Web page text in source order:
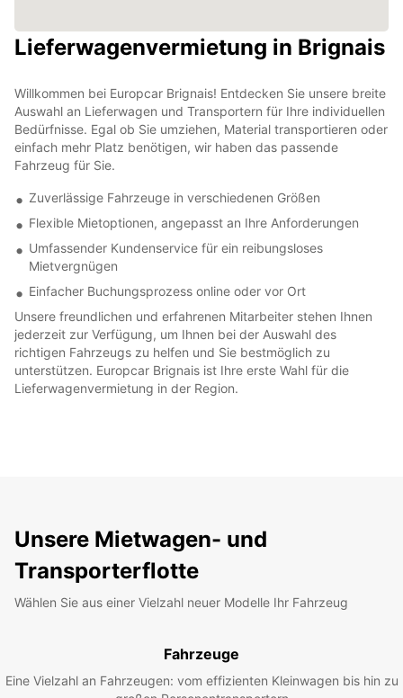
Lieferwagenvermietung in Brignais
Willkommen bei Europcar Brignais! Entdecken Sie unsere breite
Auswahl an Lieferwagen und Transportern für Ihre individuellen
Bedürfnisse. Egal ob Sie umziehen, Material transportieren oder
einfach mehr Platz benötigen, wir haben das passende
Fahrzeug für Sie.
Zuverlässige Fahrzeuge in verschiedenen Größen
Flexible Mietoptionen, angepasst an Ihre Anforderungen
Umfassender Kundenservice für ein reibungsloses
Mietvergnügen
Einfacher Buchungsprozess online oder vor Ort
Unsere freundlichen und erfahrenen Mitarbeiter stehen Ihnen
jederzeit zur Verfügung, um Ihnen bei der Auswahl des
richtigen Fahrzeugs zu helfen und Sie bestmöglich zu
unterstützen. Europcar Brignais ist Ihre erste Wahl für die
Lieferwagenvermietung in der Region.
Unsere Mietwagen- und
Transporterflotte
Wählen Sie aus einer Vielzahl neuer Modelle Ihr Fahrzeug
Fahrzeuge
Eine Vielzahl an Fahrzeugen: vom effizienten Kleinwagen bis hin zu